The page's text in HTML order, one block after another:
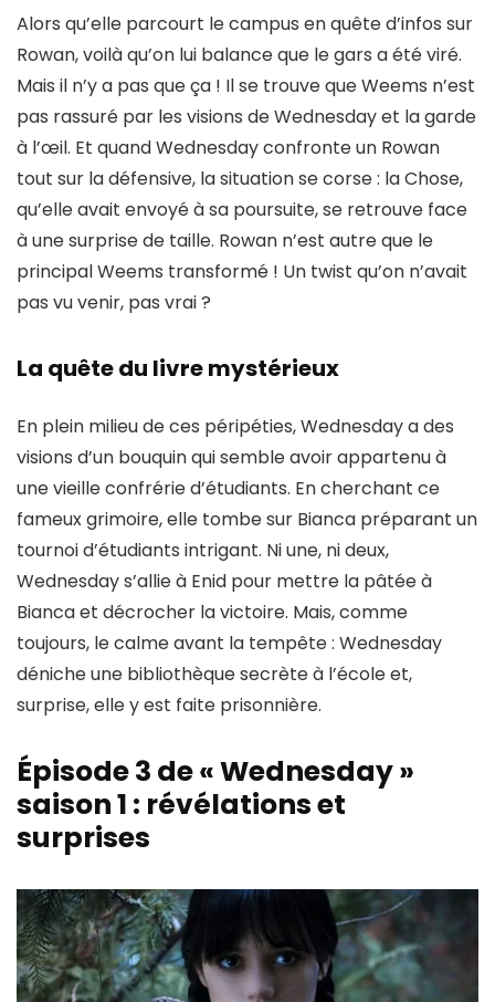
Alors qu’elle parcourt le campus en quête d’infos sur
Rowan, voilà qu’on lui balance que le gars a été viré.
Mais il n’y a pas que ça ! Il se trouve queWeems n’est
pas rassuré par les visions de Wednesday et la garde
à l’œil. Et quand Wednesday confronte un Rowan
tout sur la défensive, la situation se corse : la Chose,
qu’elle avait envoyé à sa poursuite, se retrouve face
à une surprise de taille. Rowan n’est autre que le
principal Weems transformé ! Un twist qu’on n’avait
pas vu venir, pas vrai ?
La quête du livre mystérieux
En plein milieu de ces péripéties, Wednesday a des
visions d’un bouquin qui semble avoir appartenu à
une vieille confrérie d’étudiants. En cherchant ce
fameux grimoire, elle tombe sur Bianca préparant un
tournoi d’étudiants intrigant. Ni une, ni deux,
Wednesday s’allie à Enid pour mettre la pâtée à
Bianca et décrocher la victoire. Mais, comme
toujours, le calme avant la tempête : Wednesday
déniche une bibliothèque secrèteà l’école et,
surprise, elle y est faite prisonnière.
Épisode 3 de « Wednesday »
saison 1 : révélations et
surprises